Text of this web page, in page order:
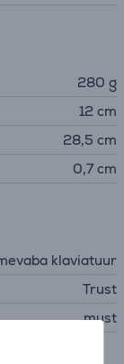
280 g
12 cm
28,5 cm
0,7 cm
klaviatuur
Trust
must